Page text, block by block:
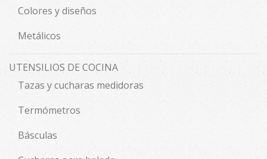
Colores y diseños
Metálicos
UTENSILIOS DE COCINA
Tazas y cucharas medidoras
Termómetros
Básculas